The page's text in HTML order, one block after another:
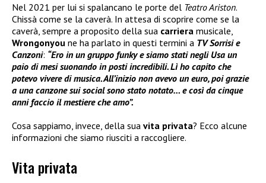
Nel 2021 per lui si spalancano le porte del Teatro Ariston.
Chissà come se la caverà. In attesa di scoprire come se la
caverà, sempre a proposito della sua carriera musicale,
Wrongonyou ne ha parlato in questi termini a TV Sorrisi e
Canzoni: “Ero in un gruppo funky e siamo stati negli Usa un
paio di mesi suonando in posti incredibili. Lì ho capito che
potevo vivere di musica. All’inizio non avevo un euro, poi grazie
a una canzone sui social sono stato notato… e così da cinque
anni faccio il mestiere che amo”.
Cosa sappiamo, invece, della sua vita privata? Ecco alcune
informazioni che siamo riusciti a raccogliere.
Vita privata